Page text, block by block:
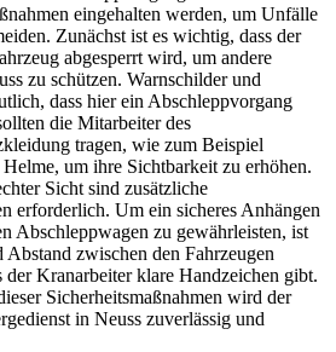
eingehalten werden, um Unfälle
Zunächst ist es wichtig, dass der
abgesperrt wird, um andere
zu schützen. Warnschilder und
dass hier ein Abschleppvorgang
die Mitarbeiter des
tragen, wie zum Beispiel
um ihre Sichtbarkeit zu erhöhen.
Sicht sind zusätzliche
erforderlich. Um ein sicheres Anhängen
Abschleppwagen zu gewährleisten, ist
Abstand zwischen den Fahrzeugen
der Kranarbeiter klare Handzeichen gibt.
Sicherheitsmaßnahmen wird der
in Neuss zuverlässig und